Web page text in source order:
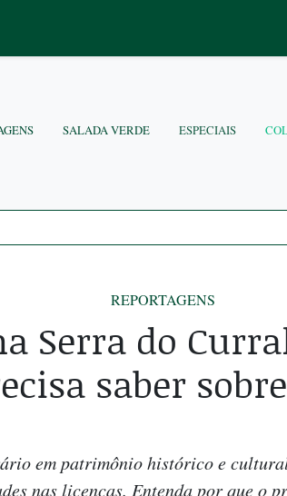
SALADA VERDE ESPECIAIS
REPORTAGENS
Serra do
saber
em patrimônio histórico e
nas licenças. Entenda por que o